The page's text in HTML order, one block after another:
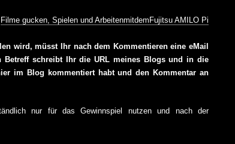
Filme gucken, Spielen und ArbeitenmitdemFujitsu AMILO Pi
wird, müsst Ihr nach dem Kommentieren eine eMail
Betreff schreibt Ihr die URL meines Blogs und in die
im Blog kommentiert habt und den Kommentar an
nur für das Gewinnspiel nutzen und nach der